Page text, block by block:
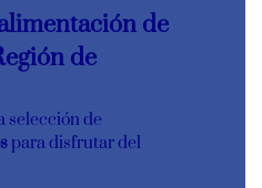
de
de
selección de
para disfrutar del